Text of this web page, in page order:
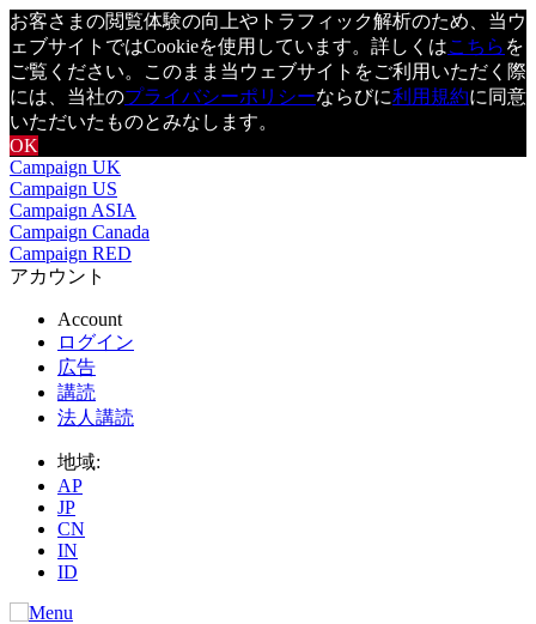
お客さまの閲覧体験の向上やトラフィック解析のため、当ウ
ェブサイトではCookieを使用しています。詳しくはこちら を
ご覧ください。このまま当ウェブサイトをご利用いただく際
には、当社のプライバシーポリシーならびに利用規約に同意
いただいたものとみなします。
OK
Campaign UK
Campaign US
Campaign ASIA
Campaign Canada
Campaign RED
アカウント
Account
ログイン
広告
講読
法人講読
地域:
AP
JP
CN
IN
ID